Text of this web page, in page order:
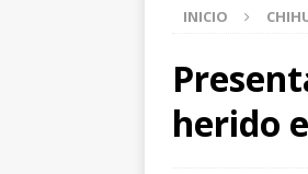
INICIO
herido